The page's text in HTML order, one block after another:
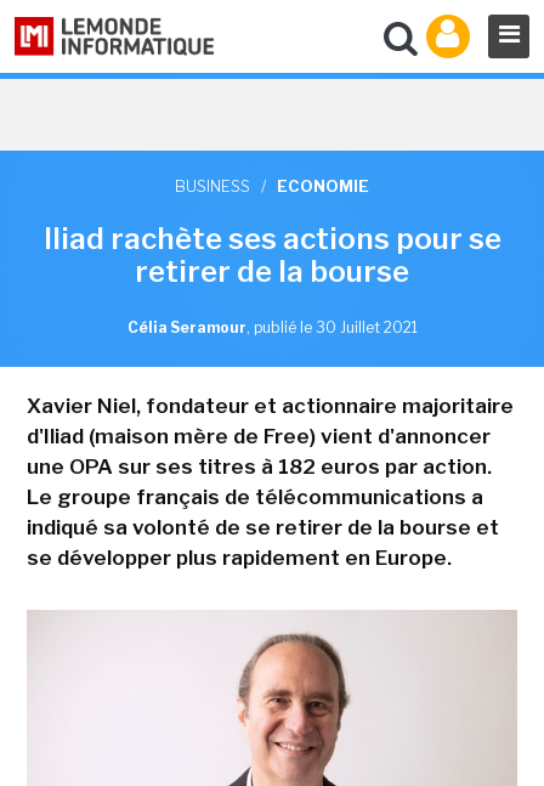
BUSINESS / ECONOMIE
Iliad rachète ses actions pour se
retirer de la bourse
Célia Seramour, publié le 30 Juillet 2021
Xavier Niel, fondateur et actionnaire majoritaire
d'Iliad (maison mère de Free) vient d'annoncer
une OPA sur ses titres à 182 euros par action.
Le groupe français de télécommunications a
indiqué sa volonté de se retirer de la bourse et
se développer plus rapidement en Europe.